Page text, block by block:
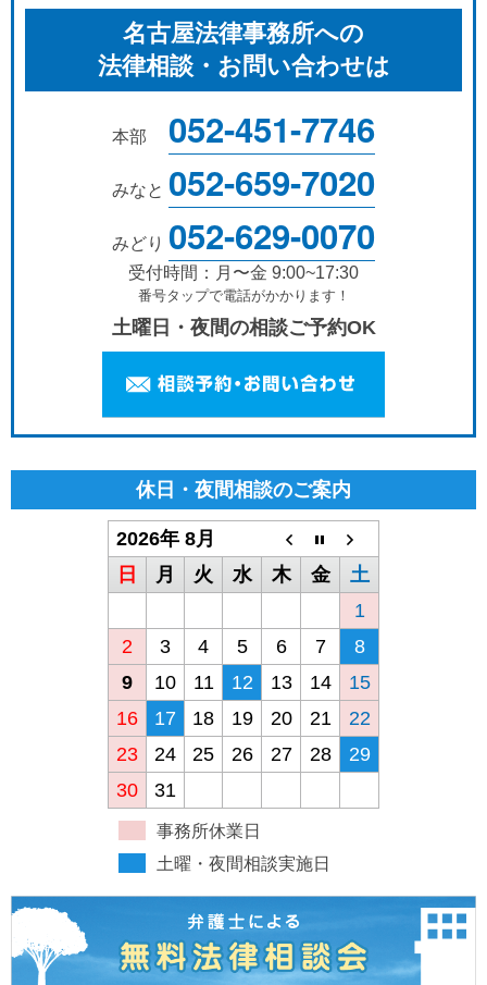
名古屋法律事務所への
法律相談・お問い合わせは
本部 052-451-7746
みなと 052-659-7020
みどり 052-629-0070
受付時間：月〜金 9:00~17:30
番号タップで電話がかかります！
土曜日・夜間の相談ご予約OK
休日・夜間相談のご案内
2026年 8月
日
月 火 水 木 金
土
1
2
3 4 5 6 7
8
9
10 11 12 13 14
15
16
17 18 19 20 21
22
23
24 25 26 27 28
29
30
31
事務所休業日
土曜・夜間相談実施日